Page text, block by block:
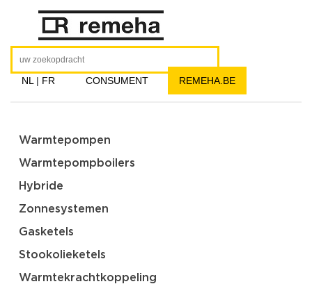
NL | FR CONSUMENT REMEHA.BE
Warmtepompen
Warmtepompboilers
Hybride
Zonnesystemen
Gasketels
Stookolieketels
Warmtekrachtkoppeling